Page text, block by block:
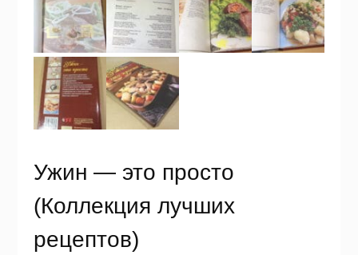
Ужин — это просто
(Коллекция лучших
рецептов)